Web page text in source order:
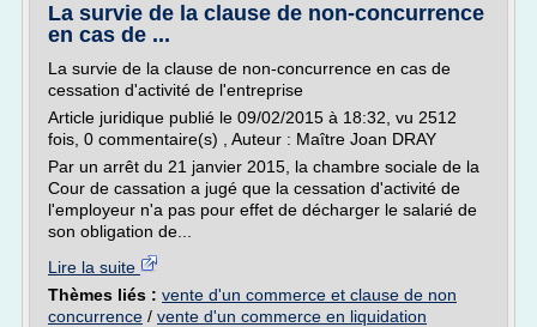
La survie de la clause de non-concurrence
en cas de ...
La survie de la clause de non-concurrence en cas de
cessation d'activité de l'entreprise
Article juridique publié le 09/02/2015 à 18:32, vu 2512
fois, 0 commentaire(s) , Auteur : Maître Joan DRAY
Par un arrêt du 21 janvier 2015, la chambre sociale de la
Cour de cassation a jugé que la cessation d'activité de
l'employeur n'a pas pour effet de décharger le salarié de
son obligation de...
Lire la suite
Thèmes liés : vente d'un commerce et clause de non
concurrence / vente d'un commerce en liquidation